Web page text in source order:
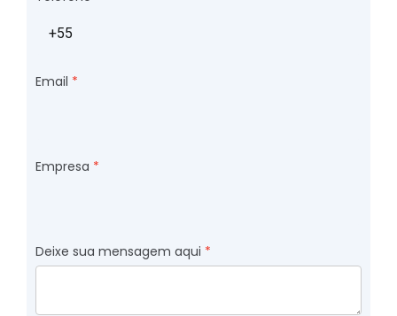
Email
Empresa
Deixe sua mensagem aqui